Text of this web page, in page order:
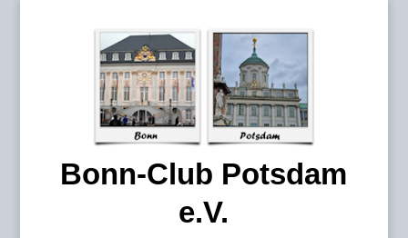
Bonn-Club Potsdam
e.V.